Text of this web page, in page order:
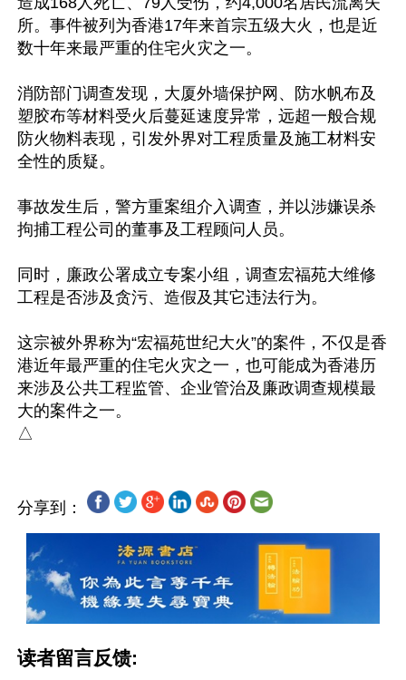
所。事件被列为香港17年来首宗五级大火，也是近
数十年来最严重的住宅火灾之一。
消防部门调查发现，大厦外墙保护网、防水帆布及
塑胶布等材料受火后蔓延速度异常，远超一般合规
防火物料表现，引发外界对工程质量及施工材料安
全性的质疑。
事故发生后，警方重案组介入调查，并以涉嫌误杀
拘捕工程公司的董事及工程顾问人员。
同时，廉政公署成立专案小组，调查宏福苑大维修
工程是否涉及贪污、造假及其它违法行为。
这宗被外界称为“宏福苑世纪大火”的案件，不仅是香
港近年最严重的住宅火灾之一，也可能成为香港历
来涉及公共工程监管、企业管治及廉政调查规模最
大的案件之一。
分享到：
读者留言反馈: